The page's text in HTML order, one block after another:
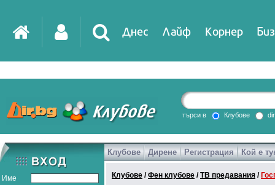
Днес Лайф Корнер
DirTV Impressio
Games
търси в Клубове
Име
Клубове Дирене Регистрация Кой е
Клубове /Фен клубове /ТВ предавания /